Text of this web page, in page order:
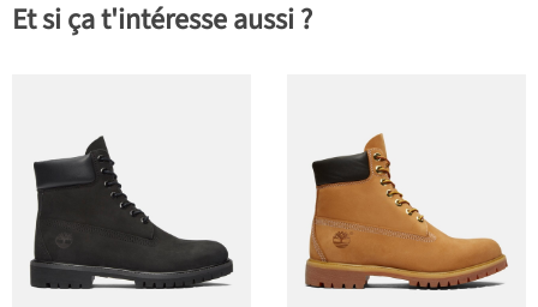
Et si ça t'intéresse aussi ?